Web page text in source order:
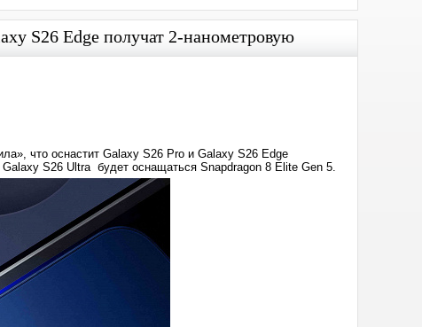
S26 Edge получат 2-нанометровую
что оснастит Galaxy S26 Pro и Galaxy S26 Edge
S26 Ultra будет оснащаться Snapdragon 8 Elite Gen 5.